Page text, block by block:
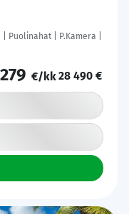
| Puolinahat | P.Kamera |
279 €/kk28 490 €